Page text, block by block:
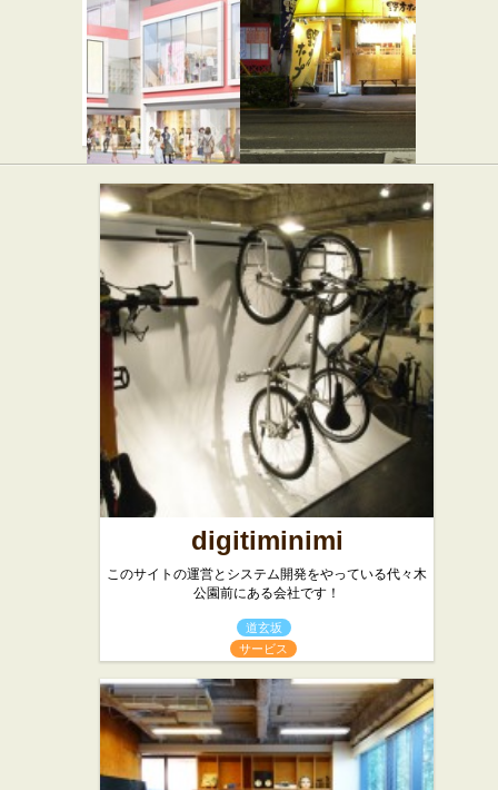
らーめん屋
宿竹下通り
店
スイーツ
キュート
キューブ
ハラジュ
ク
野方ホープ
原宿店 ★☆☆
らーめん屋
digitiminimi
このサイトの運営とシステム開発をやっている代々木
公園前にある会社です！
道玄坂
サービス